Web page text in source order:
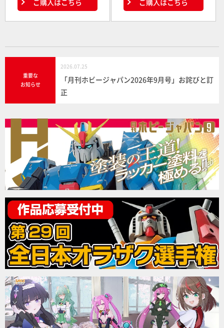
重要な
お知らせ
2026.07.25
「月刊ホビージャパン2026年9月号」お詫びと訂
正